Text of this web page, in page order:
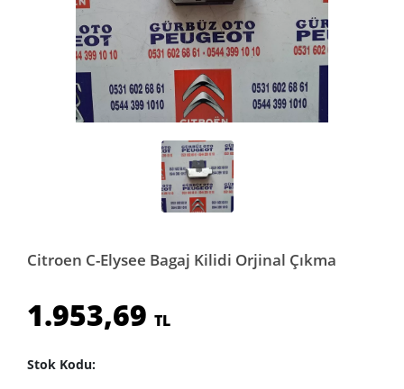
Citroen C-Elysee Bagaj Kilidi Orjinal Çıkma
1.953,69 TL
Stok Kodu: